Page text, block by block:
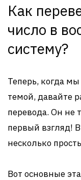
Как
число в
систему?
Теперь, когда
темой, давайте
перевода. Он не
первый взгляд!
несколько
Вот основные